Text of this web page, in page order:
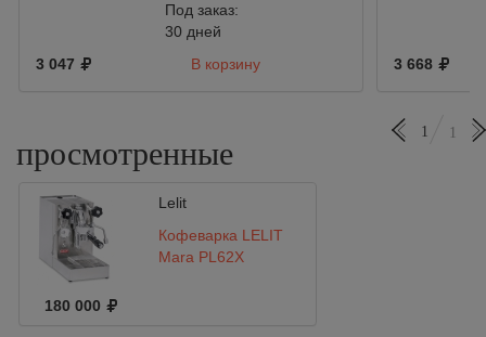
Под заказ:
30 дней
3 047
В корзину 3 668
просмотренные
1 1
Lelit
Кофеварка LELIT
Mara PL62X
180 000